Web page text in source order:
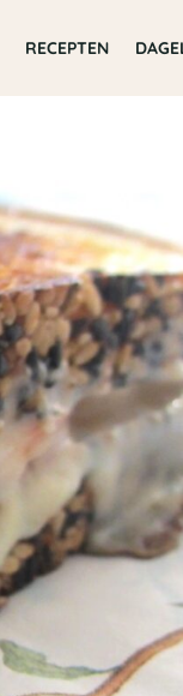
RECEPTEN